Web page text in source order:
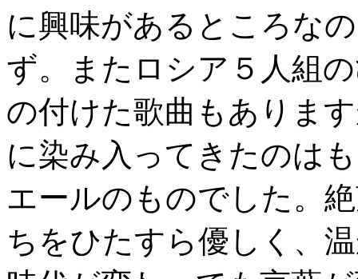
に興味があるところな
ず。またロシア５人組
の付けた歌曲もありま
に染み入ってきたのは
エールのものでした。
ちをひたすら優しく、